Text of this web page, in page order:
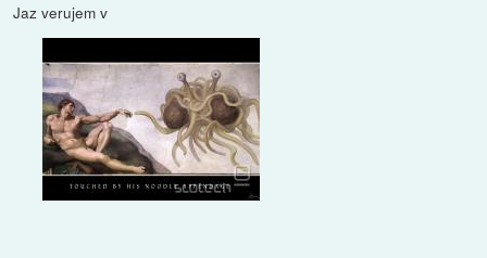
Jaz verujem v